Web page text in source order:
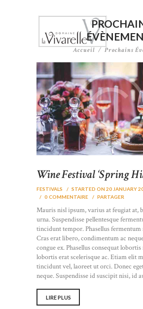
Accueil Prochains
Wine Festival ‘Spring
FESTIVALS
STARTED ON 20 JANUARY
0 COMMENTAIRE PARTAGER
Mauris nisl ipsum, varius at feugiat at,
urna. Suspendisse pellentesque
tincidunt tempor. Phasellus fermentum
Cras erat libero, condimentum ac
congue ex. Phasellus consequat lobortis
lobortis erat scelerisque ac. Etiam elit
tincidunt vel, laoreet ut orci. Donec
neque. Suspendisse id suscipit nisi, id
LIRE PLUS